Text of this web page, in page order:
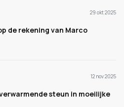
29 okt 2025
de rekening van Marco
12 nov 2025
steun in moeilijke